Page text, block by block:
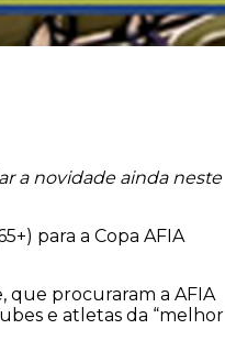
a novidade ainda neste
para a Copa AFIA
que procuraram a AFIA
e atletas da “melhor